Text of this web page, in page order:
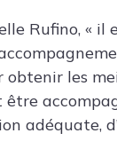
Rufino, «
obtenir les
adéquate,